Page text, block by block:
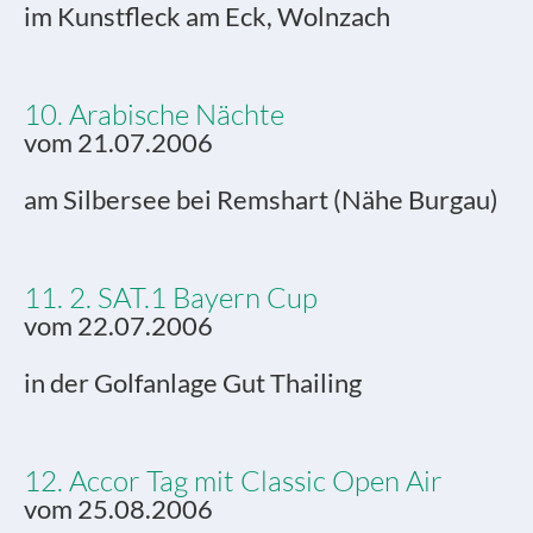
im Kunstfleck am Eck, Wolnzach
10. Arabische Nächte
vom 21.07.2006
am Silbersee bei Remshart (Nähe Burgau)
11. 2. SAT.1 Bayern Cup
vom 22.07.2006
in der Golfanlage Gut Thailing
12. Accor Tag mit Classic Open Air
vom 25.08.2006